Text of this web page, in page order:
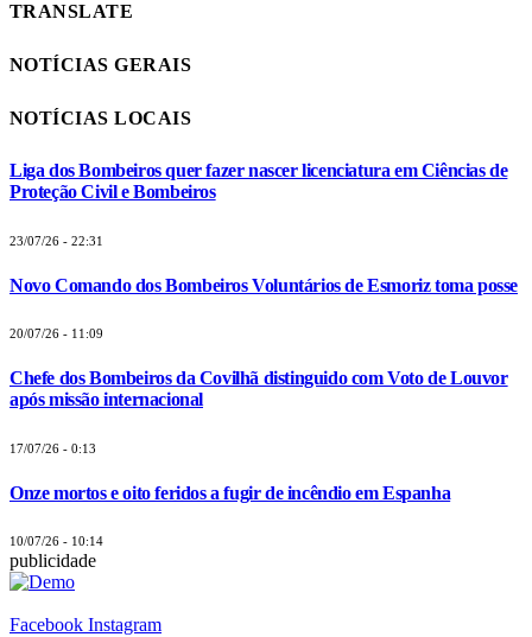
TRANSLATE
NOTÍCIAS GERAIS
NOTÍCIAS LOCAIS
Liga dos Bombeiros quer fazer nascer licenciatura em Ciências de
Proteção Civil e Bombeiros
23/07/26 - 22:31
Novo Comando dos Bombeiros Voluntários de Esmoriz toma posse
20/07/26 - 11:09
Chefe dos Bombeiros da Covilhã distinguido com Voto de Louvor
após missão internacional
17/07/26 - 0:13
Onze mortos e oito feridos a fugir de incêndio em Espanha
10/07/26 - 10:14
publicidade
Facebook Instagram